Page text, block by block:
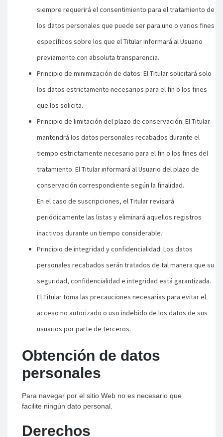
siempre requerirá el consentimiento para el tratamiento de
los datos personales que puede ser para uno o varios fines
específicos sobre los que el Titular informará al Usuario
previamente con absoluta transparencia.
Principio de minimización de datos: El Titular solicitará solo
los datos estrictamente necesarios para el fin o los fines
que los solicita.
Principio de limitación del plazo de conservación: El Titular
mantendrá los datos personales recabados durante el
tiempo estrictamente necesario para el fin o los fines del
tratamiento. El Titular informará al Usuario del plazo de
conservación correspondiente según la finalidad.
En el caso de suscripciones, el Titular revisará
periódicamente las listas y eliminará aquellos registros
inactivos durante un tiempo considerable.
Principio de integridad y confidencialidad: Los datos
personales recabados serán tratados de tal manera que su
seguridad, confidencialidad e integridad está garantizada.
El Titular toma las precauciones necesarias para evitar el
acceso no autorizado o uso indebido de los datos de sus
usuarios por parte de terceros.
Obtención de datos
personales
Para navegar por el sitio Web no es necesario que
facilite ningún dato personal.
Derechos